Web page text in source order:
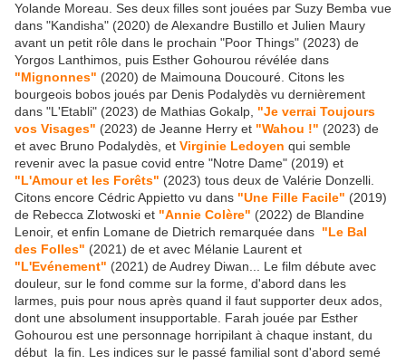
Yolande Moreau. Ses deux filles sont jouées par Suzy Bemba vue
dans "Kandisha" (2020) de Alexandre Bustillo et Julien Maury
avant un petit rôle dans le prochain "Poor Things" (2023) de
Yorgos Lanthimos, puis Esther Gohourou révélée dans
"Mignonnes" (2020) de Maimouna Doucouré. Citons les
bourgeois bobos joués par Denis Podalydès vu dernièrement
dans "L'Etabli" (2023) de Mathias Gokalp, "Je verrai Toujours
vos Visages" (2023) de Jeanne Herry et "Wahou !" (2023) de
et avec Bruno Podalydès, et Virginie Ledoyen qui semble
revenir avec la pasue covid entre "Notre Dame" (2019) et
"L'Amour et les Forêts" (2023) tous deux de Valérie Donzelli.
Citons encore Cédric Appietto vu dans "Une Fille Facile" (2019)
de Rebecca Zlotwoski et "Annie Colère" (2022) de Blandine
Lenoir, et enfin Lomane de Dietrich remarquée dans "Le Bal
des Folles" (2021) de et avec Mélanie Laurent et
"L'Evénement" (2021) de Audrey Diwan... Le film débute avec
douleur, sur le fond comme sur la forme, d'abord dans les
larmes, puis pour nous après quand il faut supporter deux ados,
dont une absolument insupportable. Farah jouée par Esther
Gohourou est une personnage horripilant à chaque instant, du
début la fin. Les indices sur le passé familial sont d'abord semé